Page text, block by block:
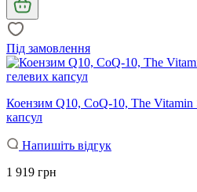
Під замовлення
Коензим Q10, CoQ-10, The Vitamin
капсул
Напишіть відгук
1 919 грн